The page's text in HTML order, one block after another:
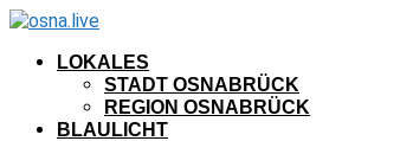
LOKALES
STADT OSNABRÜCK
REGION OSNABRÜCK
BLAULICHT